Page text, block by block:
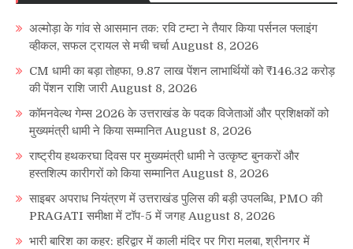
अल्मोड़ा के गांव से आसमान तक: रवि टम्टा ने तैयार किया पर्सनल फ्लाइंग
व्हीकल, सफल ट्रायल से मची चर्चा August 8, 2026
CM धामी का बड़ा तोहफा, 9.87 लाख पेंशन लाभार्थियों को ₹146.32 करोड़
की पेंशन राशि जारी August 8, 2026
कॉमनवेल्थ गेम्स 2026 के उत्तराखंड के पदक विजेताओं और प्रशिक्षकों को
मुख्यमंत्री धामी ने किया सम्मानित August 8, 2026
राष्ट्रीय हथकरघा दिवस पर मुख्यमंत्री धामी ने उत्कृष्ट बुनकरों और
हस्तशिल्प कारीगरों को किया सम्मानित August 8, 2026
साइबर अपराध नियंत्रण में उत्तराखंड पुलिस की बड़ी उपलब्धि, PMO की
PRAGATI समीक्षा में टॉप-5 में जगह August 8, 2026
भारी बारिश का कहर: हरिद्वार में काली मंदिर पर गिरा मलबा, श्रीनगर में